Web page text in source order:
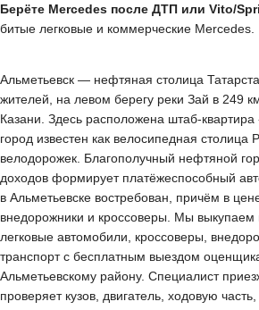
Берёте Mercedes после ДТП или Vito/
битые легковые и коммерческие Mercedes.
Альметьевск — нефтяная столица
жителей, на левом берегу реки Зай в 249
Казани. Здесь расположена штаб-
город известен как велосипедная
велодорожек. Благополучный нефтяной
доходов формирует платёжеспособный
в Альметьевске востребован, причём в
внедорожники и кроссоверы. Мы выкупаем
легковые автомобили, кроссоверы,
транспорт с бесплатным выездом
Альметьевскому району. Специалист
проверяет кузов, двигатель, ходовую